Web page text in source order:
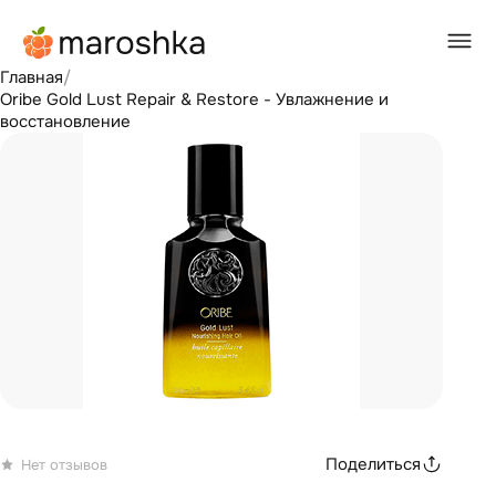
Главная/
Oribe Gold Lust Repair & Restore - Увлажнение и
восстановление
Нет отзывов Поделиться